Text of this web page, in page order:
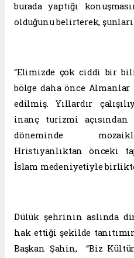
burada yaptığı
olduğunu belirterek,
“Elimizde çok ciddi bir
bölge daha önce Almanlar
edilmiş. Yıllardır
inanç turizmi açısından
döneminde
Hristiyanlıktan önceki
İslam medeniyetiyle
Dülük şehrinin aslında
hak ettiği şekilde
Başkan Şahin, “Biz